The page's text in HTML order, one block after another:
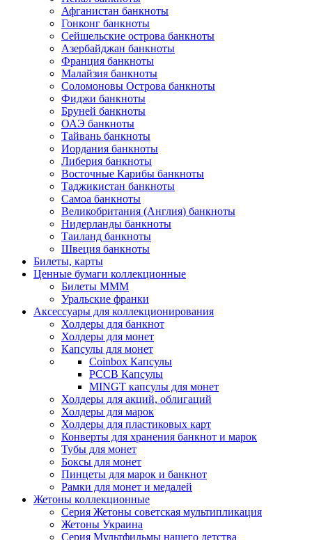
Афганистан банкноты
Гонконг банкноты
Сейшельские острова банкноты
Азербайджан банкноты
Франция банкноты
Малайзия банкноты
Соломоновы Острова банкноты
Фиджи банкноты
Бруней банкноты
ОАЭ банкноты
Тайвань банкноты
Иордания банкноты
Либерия банкноты
Восточные Карибы банкноты
Таджикистан банкноты
Самоа банкноты
Великобритания (Англия) банкноты
Нидерланды банкноты
Таиланд банкноты
Швеция банкноты
Билеты, карты
Ценные бумаги коллекционные
Билеты МММ
Уральские франки
Аксессуары для коллекционирования
Холдеры для банкнот
Холдеры для монет
Капсулы для монет
Coinbox Капсулы
РССВ Капсулы
MINGT капсулы для монет
Холдеры для акций, облигаций
Холдеры для марок
Холдеры для пластиковых карт
Конверты для хранения банкнот и марок
Тубы для монет
Боксы для монет
Пинцеты для марок и банкнот
Рамки для монет и медалей
Жетоны коллекционные
Серия Жетоны советская мультипликация
Жетоны Украина
Серия Мультфильмы нашего детства